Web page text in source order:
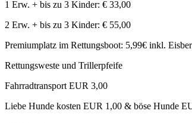
1 Erw. + bis zu 3 Kinder: € 33,00
2 Erw. + bis zu 3 Kinder: € 55,00
Premiumplatz im Rettungsboot: 5,99€ inkl.
Rettungsweste und Trillerpfeife
Fahrradtransport EUR 3,00
Liebe Hunde kosten EUR 1,00 & böse Hunde